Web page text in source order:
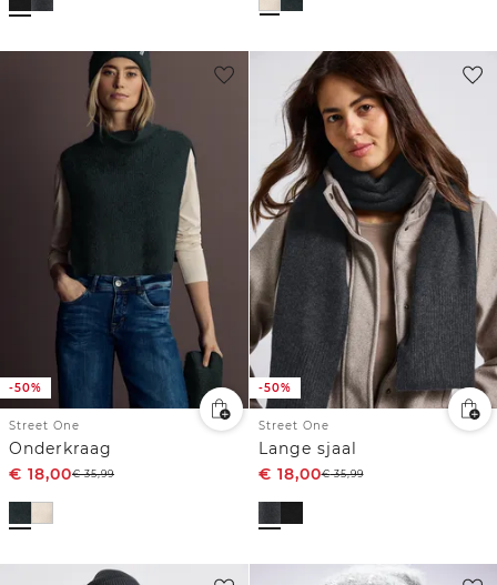
-50%
Street One
Onderkraag
€ 18,00€35,99
-50%
Street One
Lange sjaal
€ 18,00€35,99